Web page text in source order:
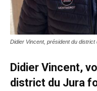
Didier Vincent, président du district
Didier Vincent,
district du Jura